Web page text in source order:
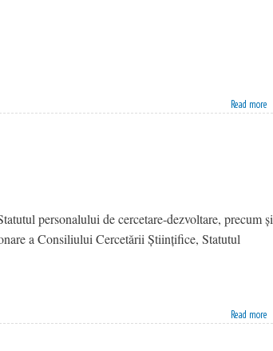
Read more
personalului de cercetare-dezvoltare, precum și
a Consiliului Cercetării Științifice, Statutul
Read more